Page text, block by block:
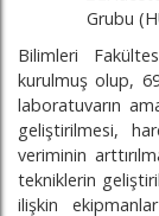
Bilimleri
kurulmuş olup,
laboratuvarın
geliştirilmesi,
veriminin
tekniklerin
ilişkin